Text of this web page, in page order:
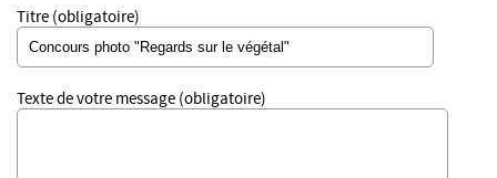
Titre (obligatoire)
Texte de votre message (obligatoire)